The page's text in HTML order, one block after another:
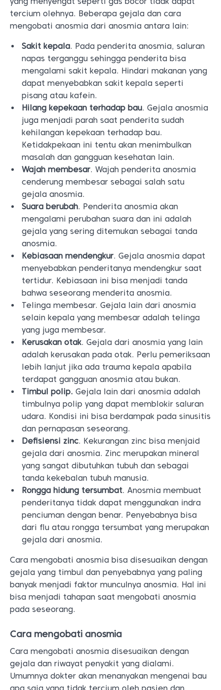
tercium olehnya. Beberapa gejala dan cara
mengobati anosmia dari anosmia antara lain:
Sakit kepala. Pada penderita anosmia, saluran
napas terganggu sehingga penderita bisa
mengalami sakit kepala. Hindari makanan yang
dapat menyebabkan sakit kepala seperti
pisang atau kafein.
Hilang kepekaan terhadap bau. Gejala anosmia
juga menjadi parah saat penderita sudah
kehilangan kepekaan terhadap bau.
Ketidakpekaan ini tentu akan menimbulkan
masalah dan gangguan kesehatan lain.
Wajah membesar. Wajah penderita anosmia
cenderung membesar sebagai salah satu
gejala anosmia.
Suara berubah. Penderita anosmia akan
mengalami perubahan suara dan ini adalah
gejala yang sering ditemukan sebagai tanda
anosmia.
Kebiasaan mendengkur. Gejala anosmia dapat
menyebabkan penderitanya mendengkur saat
tertidur. Kebiasaan ini bisa menjadi tanda
bahwa seseorang menderita anosmia.
Telinga membesar. Gejala lain dari anosmia
selain kepala yang membesar adalah telinga
yang juga membesar.
Kerusakan otak. Gejala dari anosmia yang lain
adalah kerusakan pada otak. Perlu pemeriksaan
lebih lanjut jika ada trauma kepala apabila
terdapat gangguan anosmia atau bukan.
Timbul polip. Gejala lain dari anosmia adalah
timbulnya polip yang dapat memblokir saluran
udara. Kondisi ini bisa berdampak pada sinusitis
dan pernapasan seseorang.
Defisiensi zinc. Kekurangan zinc bisa menjaid
gejala dari anosmia. Zinc merupakan mineral
yang sangat dibutuhkan tubuh dan sebagai
tanda kekebalan tubuh manusia.
Rongga hidung tersumbat. Anosmia membuat
penderitanya tidak dapat menggunakan indra
penciuman dengan benar. Penyebabnya bisa
dari flu atau rongga tersumbat yang merupakan
gejala dari anosmia.
Cara mengobati anosmia bisa disesuaikan dengan
gejala yang timbul dan penyebabnya yang paling
banyak menjadi faktor munculnya anosmia. Hal ini
bisa menjadi tahapan saat mengobati anosmia
pada seseorang.
Cara mengobati anosmia
Cara mengobati anosmia disesuaikan dengan
gejala dan riwayat penyakit yang dialami.
Umumnya dokter akan menanyakan mengenai bau